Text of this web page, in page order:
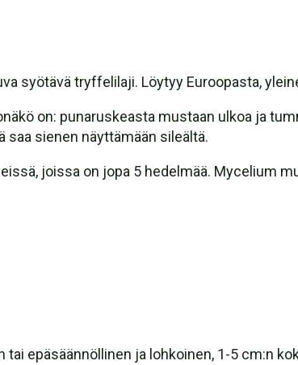
syötävä tryffelilaji. Löytyy Euroopasta,
on: punaruskeasta mustaan ulkoa ja
sienen näyttämään sileältä.
joissa on jopa 5 hedelmää. Mycelium
epäsäännöllinen ja lohkoinen, 1-5 cm:n